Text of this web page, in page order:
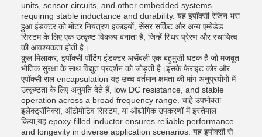
units, sensor circuits, and other embedded systems
requiring stable inductance and durability. यह इपॉक्सी रेजिन भरा
हुआ इंडक्टर को मोटर नियंत्रण इकाइयों, सेंसर सर्किट और अन्य एम्बेडेड
सिस्टम के लिए एक उत्कृष्ट विकल्प बनाता है, जिन्हें स्थिर प्रेरण और स्थायित्व
की आवश्यकता होती है।
कुल मिलाकर, इपॉक्सी पॉटिंग इंडक्टर असेंबली एक बहुमुखी घटक है जो मजबूत
भौतिक सुरक्षा के साथ विद्युत प्रदर्शन को जोड़ती है।इसके फेराइट कोर और
एपॉक्सी राल encapsulation यह उच्च वर्तमान क्षमता की मांग अनुप्रयोगों में
उत्कृष्टता के लिए अनुमति देते हैं, low DC resistance, and stable
operation across a broad frequency range. चाहे उपभोक्ता
इलेक्ट्रॉनिक्स, ऑटोमोटिव सिस्टम, या औद्योगिक उपकरणों में इस्तेमाल
किया,यह epoxy-filled inductor ensures reliable performance
and longevity in diverse application scenarios. यह इपोक्सी से